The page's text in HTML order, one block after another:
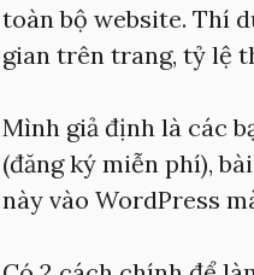
toàn bộ website. Thí
gian trên trang, tỷ lệ
Mình giả định là các
(đăng ký miễn phí),
này vào WordPress